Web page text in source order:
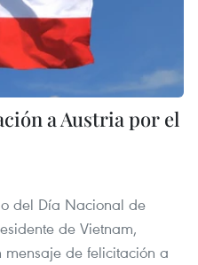
a Austria por el
del Día Nacional de
de Vietnam,
mensaje de felicitación a